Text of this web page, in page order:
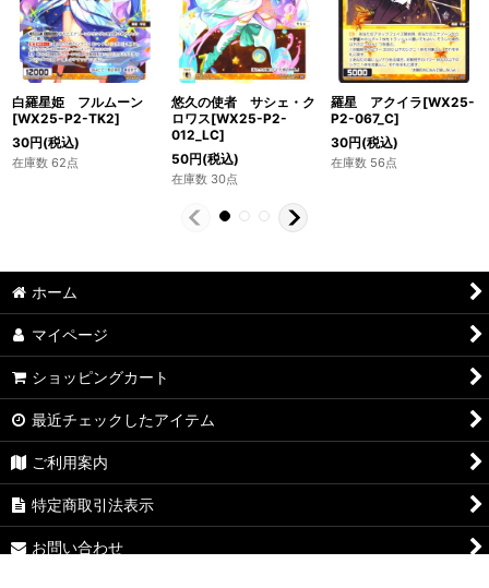
白羅星姫 フルムーン
[WX25-P2-TK2]
30円(税込)
在庫数 62点
悠久の使者 サシェ・ク
ロワス[WX25-P2-
012_LC]
50円(税込)
在庫数 30点
羅星 アクイラ[WX25-
P2-067_C]
30円(税込)
在庫数 56点
ホーム
マイページ
ショッピングカート
最近チェックしたアイテム
ご利用案内
特定商取引法表示
お問い合わせ